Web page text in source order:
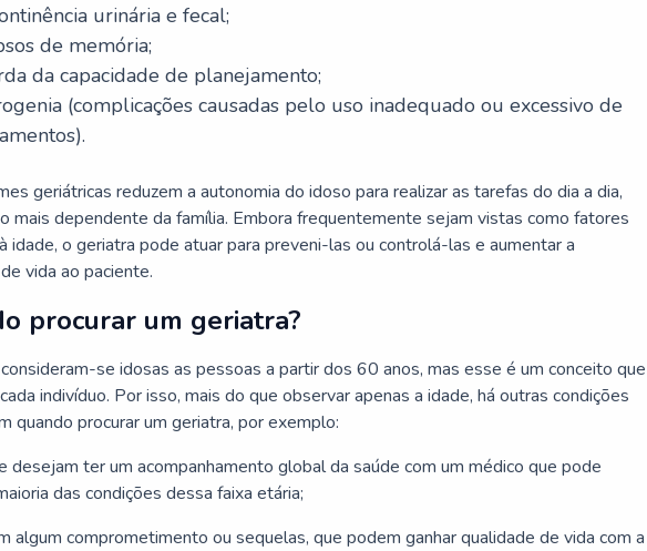
urinária e fecal;
de memória;
da capacidade de planejamento;
(complicações causadas pelo uso inadequado ou excessivo de
geriátricas reduzem a autonomia do idoso para realizar as tarefas do dia a dia,
mais dependente da família. Embora frequentemente sejam vistas como fatores
idade, o geriatra pode atuar para preveni-las ou controlá-las e aumentar a
vida ao paciente.
procurar um geriatra?
se idosas as pessoas a partir dos 60 anos, mas esse é um conceito que
indivíduo. Por isso, mais do que observar apenas a idade, há outras condições
quando procurar um geriatra, por exemplo:
desejam ter um acompanhamento global da saúde com um médico que pode
das condições dessa faixa etária;
algum comprometimento ou sequelas, que podem ganhar qualidade de vida com a